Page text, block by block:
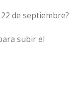
de septiembre?
subir el